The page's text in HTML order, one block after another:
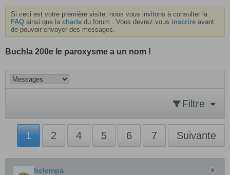
Si ceci est votre première visite, nous vous invitons à consulter la
FAQ ainsi que la charte du forum . Vous devrez vous inscrire avant
de pouvoir envoyer des messages.
Buchla 200e le paroxysme a un nom !
Filtre
1 2 4 5 6 7 Suivante
belempa